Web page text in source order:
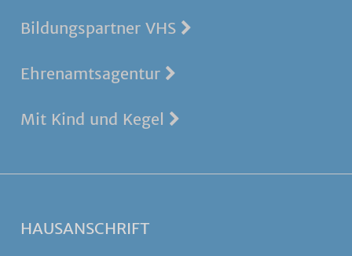
Bildungspartner VHS
Ehrenamtsagentur
Mit Kind und Kegel
HAUSANSCHRIFT